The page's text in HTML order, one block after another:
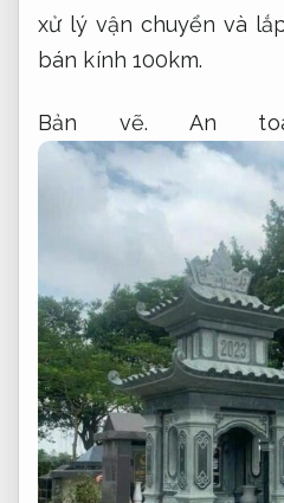
xử lý vận chuyển và
bán kính 100km.
Bản vẽ. An